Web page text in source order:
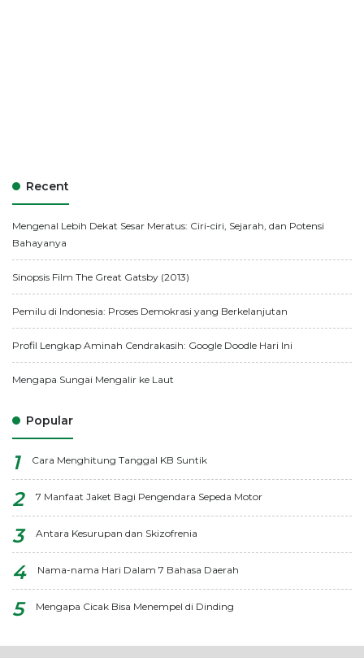
Recent
Mengenal Lebih Dekat Sesar Meratus: Ciri-ciri, Sejarah, dan Potensi
Bahayanya
Sinopsis Film The Great Gatsby (2013)
Pemilu di Indonesia: Proses Demokrasi yang Berkelanjutan
Profil Lengkap Aminah Cendrakasih: Google Doodle Hari Ini
Mengapa Sungai Mengalir ke Laut
Popular
Cara Menghitung Tanggal KB Suntik
7 Manfaat Jaket Bagi Pengendara Sepeda Motor
Antara Kesurupan dan Skizofrenia
Nama-nama Hari Dalam 7 Bahasa Daerah
Mengapa Cicak Bisa Menempel di Dinding